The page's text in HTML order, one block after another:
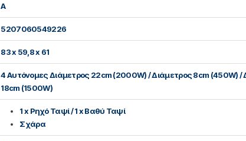
A
5207060549226
83 x 59,8 x 61
4 Αυτόνομες Διάμετρος 22cm (2000W) / Διάμετρος 8cm (450W) /
18cm (1500W)
1 x Ρηχό Ταψί / 1 x Βαθύ Ταψί
Σχάρα